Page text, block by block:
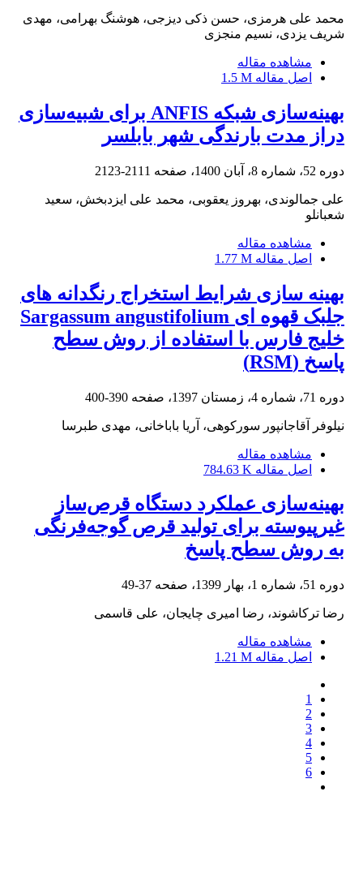
محمد علی هرمزی، حسن ذکی دیزجی، هوشنگ بهرامی، مهدی
شریف یزدی، نسیم منجزی
مشاهده مقاله
اصل مقاله 1.5 M
بهینه‌سازی شبکه ANFIS برای شبیه‌سازی
دراز مدت بارندگی شهر بابلسر
دوره 52، شماره 8، آبان 1400، صفحه 2111-2123
علی جمالوندی، بهروز یعقوبی، محمد علی ایزدبخش، سعید
شعبانلو
مشاهده مقاله
اصل مقاله 1.77 M
بهینه سازی شرایط استخراج رنگدانه های
جلبک قهوه ای Sargassum angustifolium
خلیج فارس با استفاده از روش سطح
پاسخ (RSM)
دوره 71، شماره 4، زمستان 1397، صفحه 390-400
نیلوفر آقاجانپور سورکوهی، آریا باباخانی، مهدی طبرسا
مشاهده مقاله
اصل مقاله 784.63 K
بهینه‌سازی عملکرد دستگاه قرص‌ساز
غیرپیوسته برای تولید قرص گوجه‌فرنگی
به روش سطح پاسخ
دوره 51، شماره 1، بهار 1399، صفحه 37-49
رضا ترکاشوند، رضا امیری چایجان، علی قاسمی
مشاهده مقاله
اصل مقاله 1.21 M
1
2
3
4
5
6